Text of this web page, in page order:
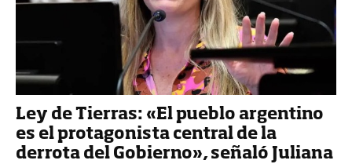
Ley de Tierras: «El pueblo argentino
es el protagonista central de la
derrota del Gobierno», señaló Juliana